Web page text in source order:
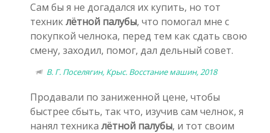
Сам бы я не догадался их купить, но тот
техник лётной палубы, что помогал мне с
покупкой челнока, перед тем как сдать свою
смену, заходил, помог, дал дельный совет.
В. Г. Поселягин, Крыс. Восстание машин, 2018
Продавали по заниженной цене, чтобы
быстрее сбыть, так что, изучив сам челнок, я
нанял техника лётной палубы, и тот своим